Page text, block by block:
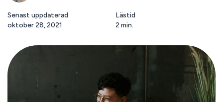
Senast uppdaterad
oktober 28, 2021
Lästid
2 min.